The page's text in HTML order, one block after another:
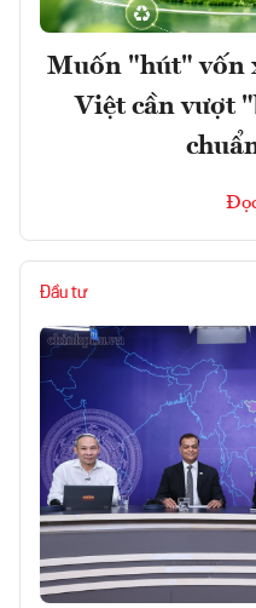
Muốn "hút" vốn
Việt cần vượt
Đầu tư